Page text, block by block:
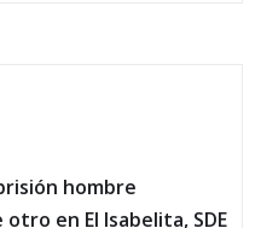
hombre
en El Isabelita, SDE